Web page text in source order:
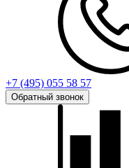
+7 (495) 055 58 57
Обратный звонок